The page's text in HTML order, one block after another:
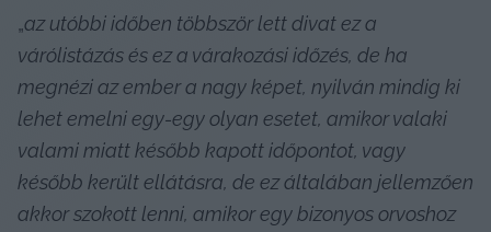
„az utóbbi időben többször lett divat ez a
várólistázás és ez a várakozási időzés, de ha
megnézi az ember a nagy képet, nyilván mindig ki
lehet emelni egy-egy olyan esetet, amikor valaki
valami miatt később kapott időpontot, vagy
később került ellátásra, de ez általában jellemzően
akkor szokott lenni, amikor egy bizonyos orvoshoz